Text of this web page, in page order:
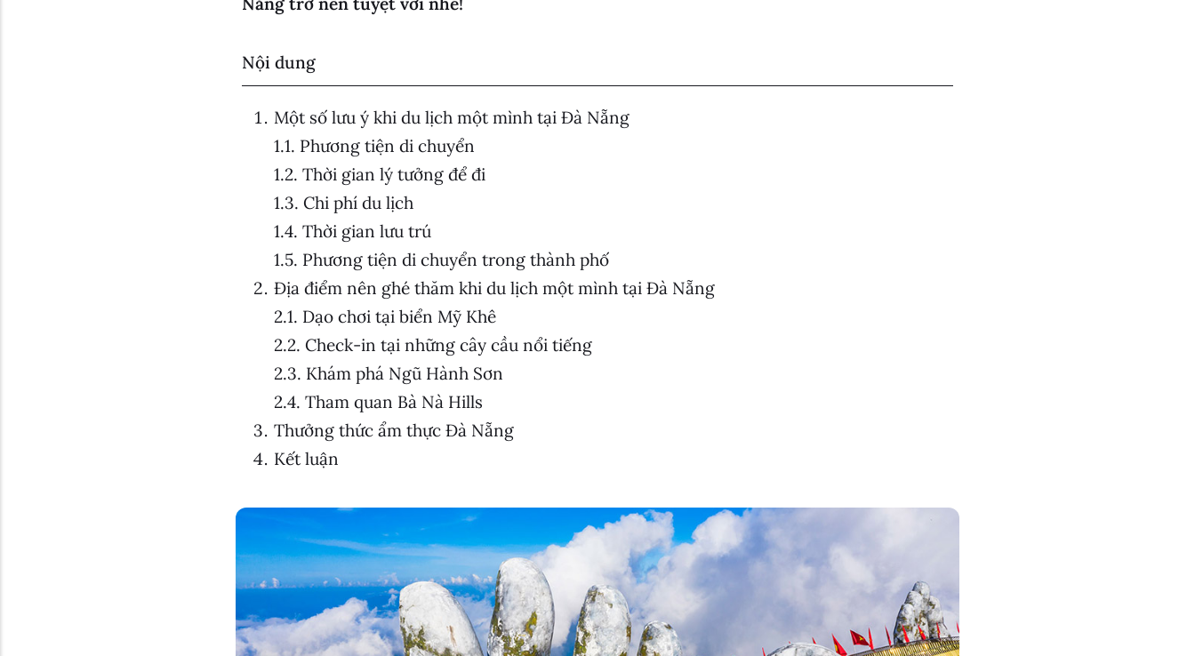
Nội dung
Một số lưu ý khi du lịch một mình tại Đà Nẵng
Phương tiện di chuyển
Thời gian lý tưởng để đi
Chi phí du lịch
Thời gian lưu trú
Phương tiện di chuyển trong thành phố
Địa điểm nên ghé thăm khi du lịch một mình tại Đà Nẵng
Dạo chơi tại biển Mỹ Khê
Check-in tại những cây cầu nổi tiếng
Khám phá Ngũ Hành Sơn
Tham quan Bà Nà Hills
Thưởng thức ẩm thực Đà Nẵng
Kết luận